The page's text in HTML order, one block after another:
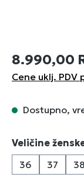
8.990,00
Cene uklj. PDV
Dostupno,
Izaberi
Veličine
36
37 38